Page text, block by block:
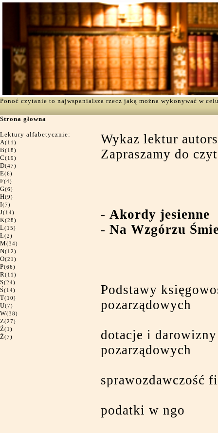
Ponoć czytanie to najwspanialsza rzecz jaką można wykonywać w
Strona głowna
Lektury alfabetycznie:
A(11)
B(18)
C(19)
D(47)
E(6)
F(4)
G(6)
H(9)
I(7)
J(14)
K(28)
L(15)
Ł(2)
M(34)
N(12)
O(21)
P(66)
R(11)
S(24)
Ś(14)
T(10)
U(7)
W(38)
Z(27)
Ź(1)
Ż(7)
Wykaz lektur
Zapraszamy do
- Akordy jesienne
- Na Wzgórzu
Podstawy
pozarządowych
dotacje i
pozarządowych
sprawozdawczość
podatki w ngo